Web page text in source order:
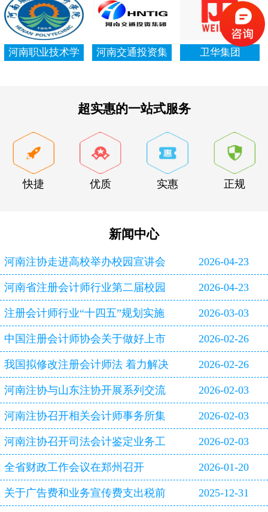
查审计
河南职业技术学
河南交通投资集
卫华集团
超实惠的一站式服务
快捷 优质 实惠 正规
新闻中心
河南注协走进高校举办校园宣讲会 2026-04-23
河南省注册会计师行业第二届校园
双选会即将启幕
2026-04-23
注册会计师行业“十四五”规划实施
评估报告
2026-03-03
中国注册会计师协会关于做好上市
公司2025年年报审计工作的通知
2026-02-26
我国拟修改注册会计师法 着力解决
审计造假等行业突出问题
2026-02-26
河南注协与山东注协开展系列交流
活动
2026-02-03
河南注协召开相关会计师事务所集
体约谈会
2026-02-03
河南注协召开司法会计鉴定业务工
作专题研讨会
2026-02-03
全省财政工作会议在郑州召开 2026-01-20
关于广告费和业务宣传费支出税前 2025-12-31